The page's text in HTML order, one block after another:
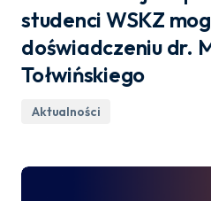
studenci WSKZ
doświadczeniu dr.
Tołwińskiego
Aktualności